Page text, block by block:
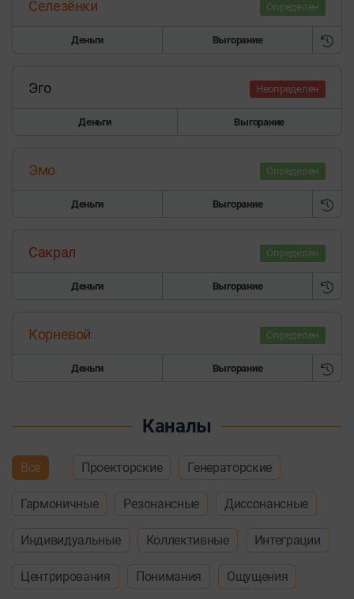
Определен
Селезёнки
Деньги Выгорание
Неопределен
Эго
Деньги Выгорание
Определен
Эмо
Деньги Выгорание
Определен
Сакрал
Деньги Выгорание
Определен
Корневой
Деньги Выгорание
Каналы
Все Проекторские Генераторские
Гармоничные Резонансные Диссонансные
Индивидуальные Коллективные Интеграции
Центрирования Понимания Ощущения